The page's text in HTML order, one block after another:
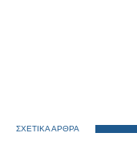
ΣΧΕΤΙΚΑ ΑΡΘΡΑ